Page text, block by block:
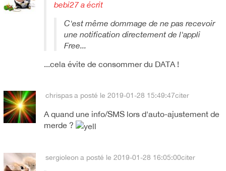
bebi27 a écrit
C'est même dommage de ne pas recevoir
une notification directement de l'appli
Free...
...cela évite de consommer du DATA !
chrispas a posté le 2019-01-28 15:49:47citer
A quand une info/SMS lors d'auto-ajustement de
merde ?
sergioleon a posté le 2019-01-28 16:05:00citer